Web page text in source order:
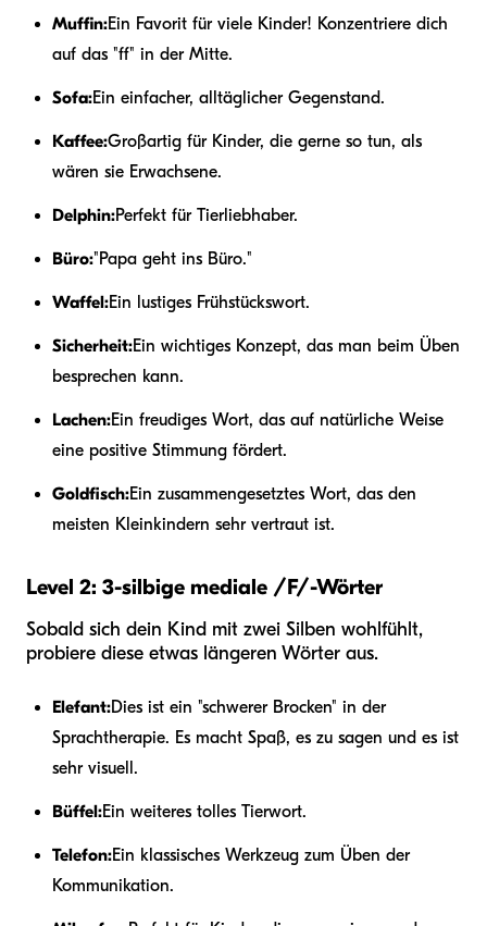
Muffin:Ein Favorit für viele Kinder! Konzentriere dich
auf das "ff" in der Mitte.
Sofa:Ein einfacher, alltäglicher Gegenstand.
Kaffee:Großartig für Kinder, die gerne so tun, als
wären sie Erwachsene.
Delphin:Perfekt für Tierliebhaber.
Büro:"Papa geht ins Büro."
Waffel:Ein lustiges Frühstückswort.
Sicherheit:Ein wichtiges Konzept, das man beim Üben
besprechen kann.
Lachen:Ein freudiges Wort, das auf natürliche Weise
eine positive Stimmung fördert.
Goldfisch:Ein zusammengesetztes Wort, das den
meisten Kleinkindern sehr vertraut ist.
Level 2: 3-silbige mediale /F/-Wörter
Sobald sich dein Kind mit zwei Silben wohlfühlt,
probiere diese etwas längeren Wörter aus.
Elefant:Dies ist ein "schwerer Brocken" in der
Sprachtherapie. Es macht Spaß, es zu sagen und es ist
sehr visuell.
Büffel:Ein weiteres tolles Tierwort.
Telefon:Ein klassisches Werkzeug zum Üben der
Kommunikation.